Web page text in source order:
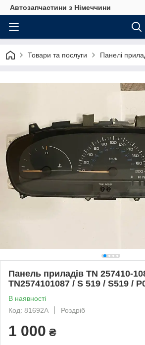
Автозапчастини з Німеччини
Товари та послуги Панелі
Панель приладів TN 257410-
TN2574101087 / S 519 / S519 /
В наявності
Код: 81692А
Роздріб
1 000 ₴